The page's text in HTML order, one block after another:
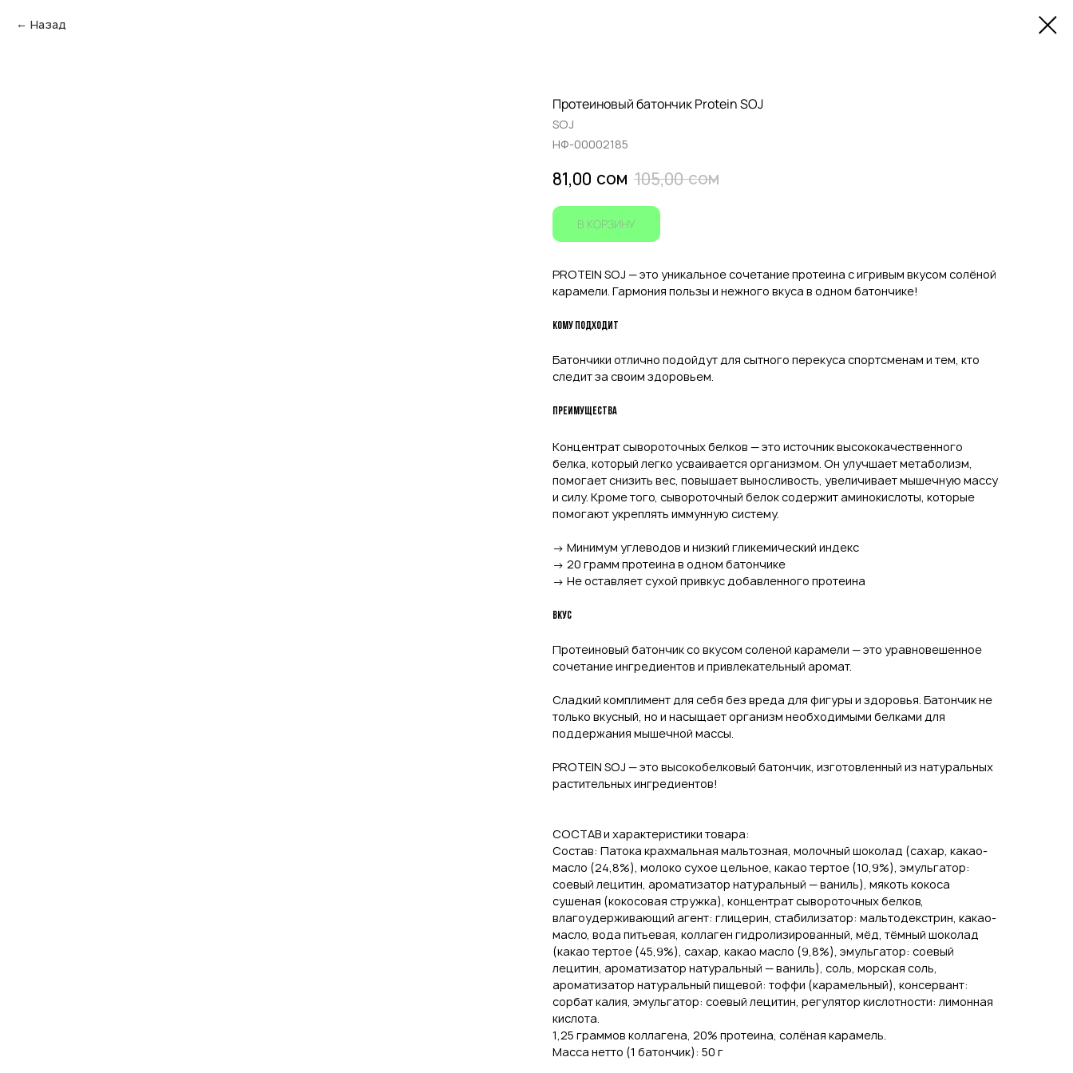
Назад
Протеиновый батончик Protein SOJ
SOJ
НФ-00002185
81,00 сом 105,00 сом
В КОРЗИНУ
PROTEIN SOJ — это уникальное сочетание протеина с игривым вкусом солёной
карамели. Гармония пользы и нежного вкуса в одном батончике!
Кому подходит
Батончики отлично подойдут для сытного перекуса спортсменам и тем, кто
следит за своим здоровьем.
Преимущества
Концентрат сывороточных белков — это источник высококачественного
белка, который легко усваивается организмом. Он улучшает метаболизм,
помогает снизить вес, повышает выносливость, увеличивает мышечную массу
и силу. Кроме того, сывороточный белок содержит аминокислоты, которые
помогают укреплять иммунную систему.
→ Минимум углеводов и низкий гликемический индекс
→ 20 грамм протеина в одном батончике
→ Не оставляет сухой привкус добавленного протеина
Вкус
Протеиновый батончик со вкусом соленой карамели — это уравновешенное
сочетание ингредиентов и привлекательный аромат.
Сладкий комплимент для себя без вреда для фигуры и здоровья. Батончик не
только вкусный, но и насыщает организм необходимыми белками для
поддержания мышечной массы.
PROTEIN SOJ — это высокобелковый батончик, изготовленный из натуральных
растительных ингредиентов!
СОСТАВ и характеристики товара:
Состав: Патока крахмальная мальтозная, молочный шоколад (сахар, какао-
масло (24,8%), молоко сухое цельное, какао тертое (10,9%), эмульгатор:
соевый лецитин, ароматизатор натуральный — ваниль), мякоть кокоса
сушеная (кокосовая стружка), концентрат сывороточных белков,
влагоудерживающий агент: глицерин, стабилизатор: мальтодекстрин, какао-
масло, вода питьевая, коллаген гидролизированный, мёд, тёмный шоколад
(какао тертое (45,9%), сахар, какао масло (9,8%), эмульгатор: соевый
лецитин, ароматизатор натуральный — ваниль), соль, морская соль,
ароматизатор натуральный пищевой: тоффи (карамельный), консервант:
сорбат калия, эмульгатор: соевый лецитин, регулятор кислотности: лимонная
кислота.
1,25 граммов коллагена, 20% протеина, солёная карамель.
Масса нетто (1 батончик): 50 г